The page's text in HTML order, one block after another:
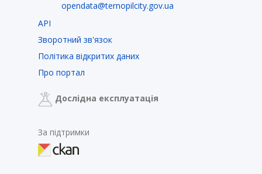
opendata@ternopilcity.gov.ua
API
Зворотний зв'язок
Політика відкритих даних
Про портал
Дослідна експлуатація
За підтримки